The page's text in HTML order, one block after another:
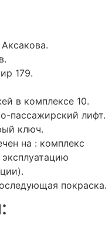
179.
в комплексе 10.
пассажирский лифт.
ключ.
на : комплекс
покраска.